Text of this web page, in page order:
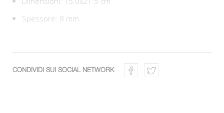
Spessore: 8 mm
CONDIVIDI SUI SOCIAL NETWORK